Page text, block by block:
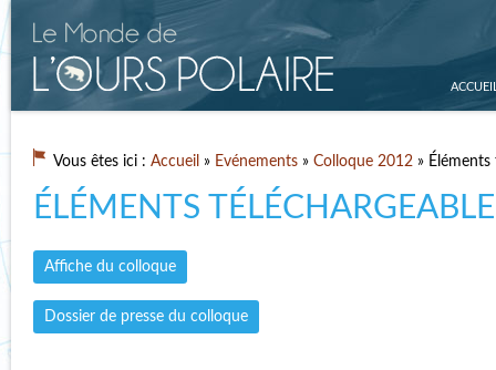
Vous êtes ici : Accueil » Evénements » Colloque 2012 » Éléments
ÉLÉMENTS
Affiche du colloque
Dossier de presse du colloque